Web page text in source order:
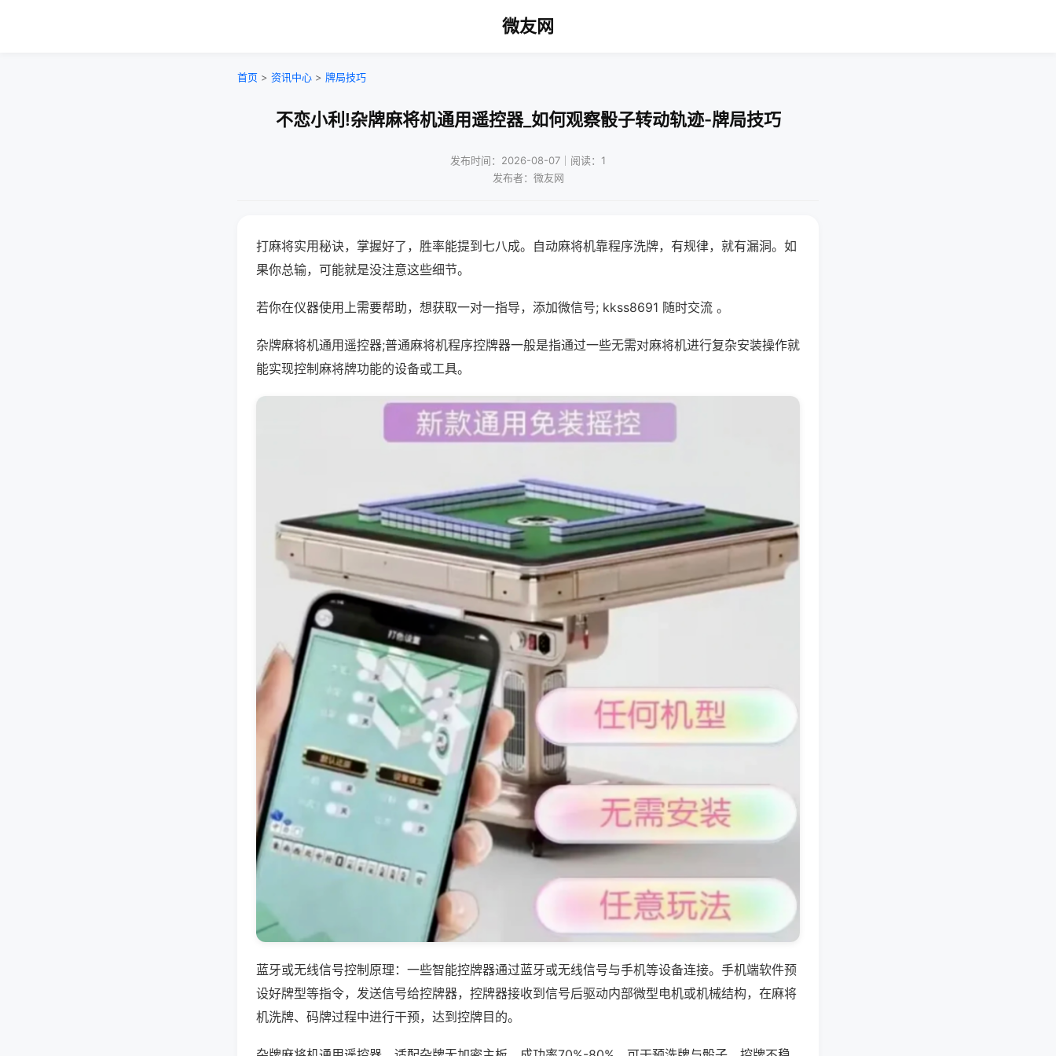
微友网
首页 > 资讯中心 > 牌局技巧
不恋小利!杂牌麻将机通用遥控器_如何观察骰子转动轨迹-牌局技巧
发布时间：2026-08-07｜阅读：1
发布者：微友网
打麻将实用秘诀，掌握好了，胜率能提到七八成。自动麻将机靠程序洗牌，有规律，就有漏洞。如
果你总输，可能就是没注意这些细节。
若你在仪器使用上需要帮助，想获取一对一指导，添加微信号; kkss8691 随时交流 。
杂牌麻将机通用遥控器;普通麻将机程序控牌器一般是指通过一些无需对麻将机进行复杂安装操作就
能实现控制麻将牌功能的设备或工具。
蓝牙或无线信号控制原理：一些智能控牌器通过蓝牙或无线信号与手机等设备连接。手机端软件预
设好牌型等指令，发送信号给控牌器，控牌器接收到信号后驱动内部微型电机或机械结构，在麻将
机洗牌、码牌过程中进行干预，达到控牌目的。